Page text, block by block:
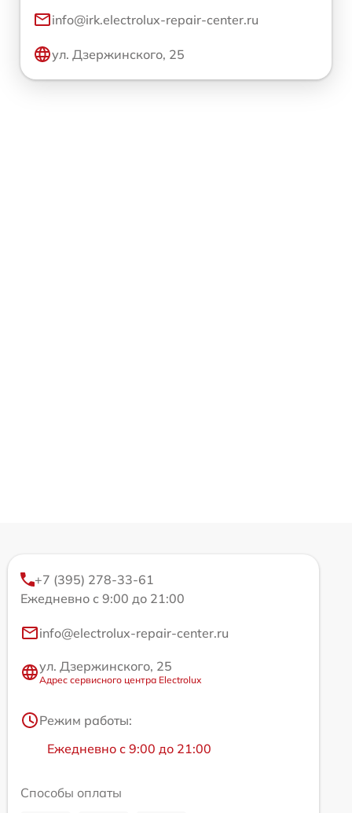
info@irk.electrolux-repair-center.ru
ул. Дзержинского, 25
+7 (395) 278-33-61
Ежедневно с 9:00 до 21:00
info@electrolux-repair-center.ru
ул. Дзержинского, 25
Адрес сервисного центра Electrolux
Режим работы:
Ежедневно с 9:00 до 21:00
Способы оплаты